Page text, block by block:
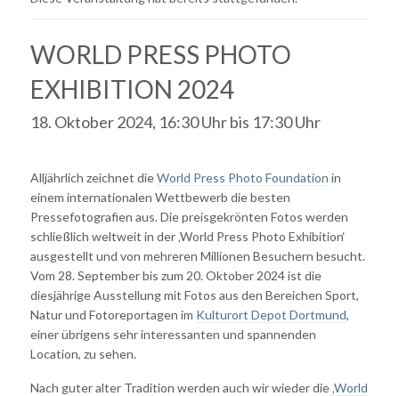
WORLD PRESS PHOTO
EXHIBITION 2024
18. Oktober 2024, 16:30 Uhrbis 17:30 Uhr
Alljährlich zeichnet dieWorld Press Photo Foundation in
einem internationalen Wettbewerb die besten
Pressefotografien aus. Die preisgekrönten Fotos werden
schließlich weltweit in der ‚World Press Photo Exhibition‘
ausgestellt und von mehreren Millionen Besuchern besucht.
Vom 28. September bis zum 20. Oktober 2024 ist die
diesjährige Ausstellung mit Fotos aus den Bereichen Sport,
Natur und Fotoreportagen im Kulturort Depot Dortmund,
einer übrigens sehr interessanten und spannenden
Location, zu sehen.
Nach guter alter Tradition werden auch wir wieder die‚World